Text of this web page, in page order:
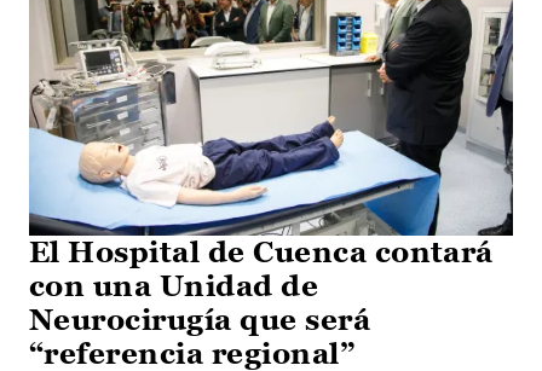
El Hospital de Cuenca contará
con una Unidad de
Neurocirugía que será
“referencia regional”